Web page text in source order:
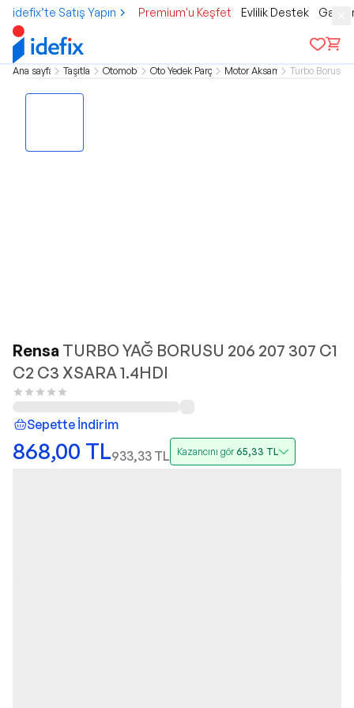
idefix’te Satış Yapın Premium'u Keşfet Evlilik Destek
Ana sayfa Taşıtlar Otomobil Oto Yedek Parça Motor Aksamı Turbo Borusu
Rensa TURBO YAĞ BORUSU 206 207 307 C1
C2 C3 XSARA 1.4HDI
Sepette İndirim
868,00 TL933,33 TL Kazancını gör65,33 TL